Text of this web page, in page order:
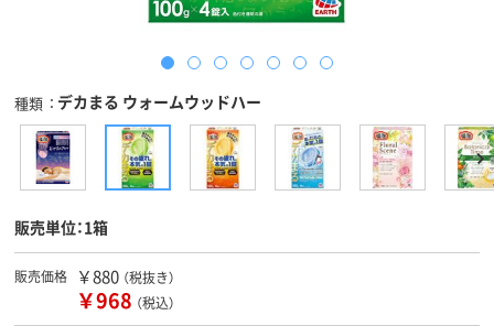
種類 デカまる ウォームウッドハー
販売単位：1箱
販売価格 ￥880 （税抜き）
￥968 （税込）